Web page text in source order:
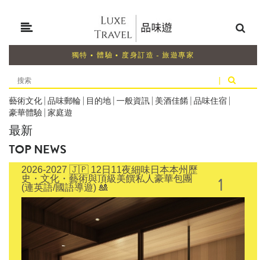
獨特 • 體驗 • 度身訂造 - 旅遊專家
|
藝術文化 | 品味郵輪 | 目的地 | 一般資訊 | 美酒佳餚 | 品味住宿 |
豪華體驗 | 家庭遊
最新
TOP NEWS
2026-2027 🇯🇵 12日11夜細味日本本州歷
史・文化・藝術與頂級美饌私人豪華包團
(連英語/國語導遊) 🎎
1